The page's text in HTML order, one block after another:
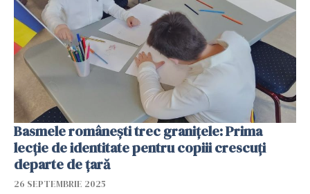
Basmele românești trec granițele: Prima
lecție de identitate pentru copiii crescuți
departe de țară
26 SEPTEMBRIE 2025